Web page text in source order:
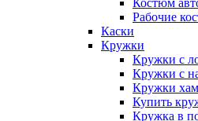
Костюм
Рабочие
Каски
Кружки
Кружки с
Кружки с
Кружки
Купить
Кружка в